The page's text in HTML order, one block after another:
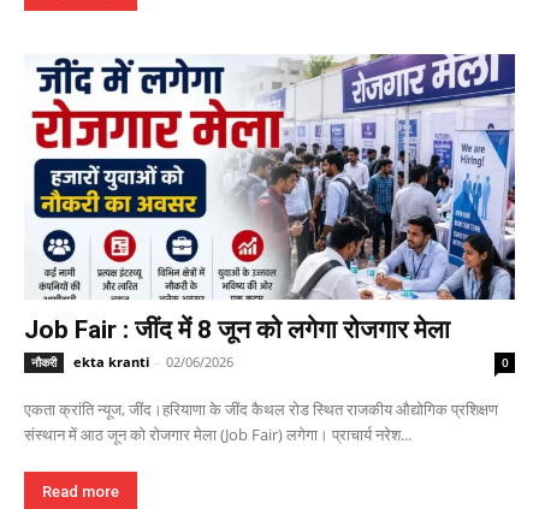
Job Fair : जींद में 8 जून को लगेगा रोजगार मेला
नौकरी ekta kranti - 02/06/2026 0
एकता क्रांति न्यूज, जींद।हरियाणा के जींद कैथल रोड स्थित राजकीय औद्योगिक प्रशिक्षण
संस्थान में आठ जून को रोजगार मेला (Job Fair) लगेगा। प्राचार्य नरेश...
Read more